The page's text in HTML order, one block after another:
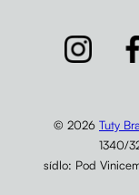
© 2026 Tuty
1340/
sídlo: Pod